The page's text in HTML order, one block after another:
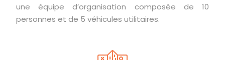
une équipe d’organisation composée de 10
personnes et de 5 véhicules utilitaires.